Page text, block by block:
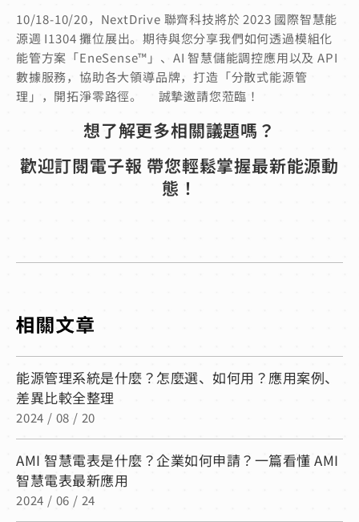
10/18-10/20，NextDrive 聯齊科技將於 2023 國際智慧能
源週 I1304 攤位展出。期待與您分享我們如何透過模組化
能管方案「EneSense™」、AI 智慧儲能調控應用以及 API
數據服務，協助各大領導品牌，打造「分散式能源管
理」，開拓淨零路徑。 誠摯邀請您蒞臨！
想了解更多相關議題嗎？
歡迎訂閱電子報 帶您輕鬆掌握最新能源動
態！
能源管理系統是什麼？怎麼選、如何用？應用案例、
差異比較全整理
2024 / 08 / 20
AMI 智慧電表是什麼？企業如何申請？一篇看懂 AMI
智慧電表最新應用
2024 / 06 / 24